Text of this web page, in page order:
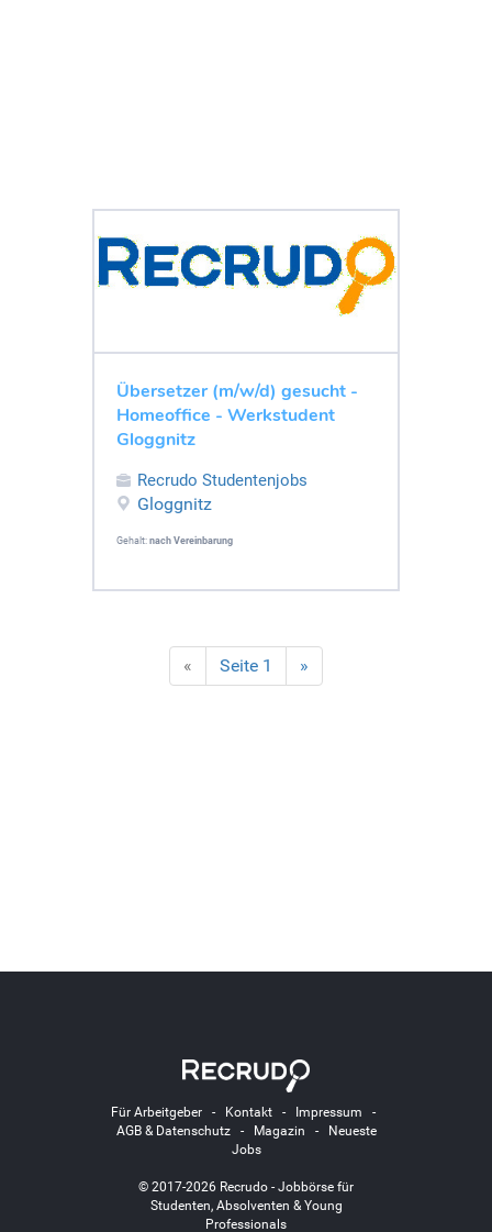
Übersetzer (m/w/d) gesucht -
Homeoffice - Werkstudent
Gloggnitz
Recrudo Studentenjobs
Gloggnitz
Gehalt: nach Vereinbarung
« Seite 1 »
Für Arbeitgeber- Kontakt- Impressum -
AGB & Datenschutz- Magazin -
Neueste
Jobs
© 2017-2026 Recrudo - Jobbörse für
Studenten, Absolventen & Young
Professionals